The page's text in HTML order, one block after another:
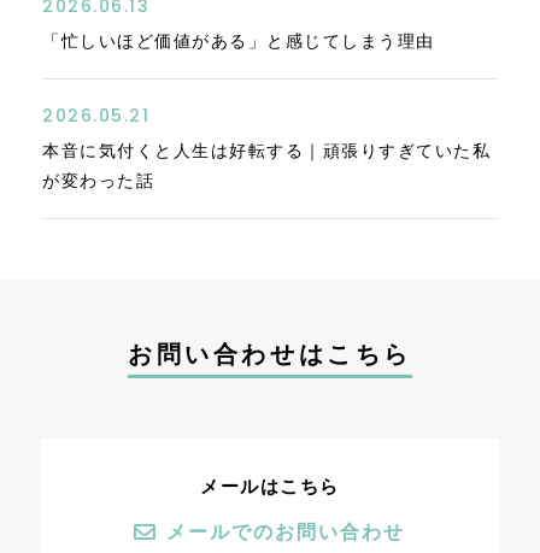
2026.06.13
「忙しいほど価値がある」と感じてしまう理由
2026.05.21
本音に気付くと人生は好転する｜頑張りすぎていた私
が変わった話
お問い合わせはこちら
メールはこちら
メールでのお問い合わせ